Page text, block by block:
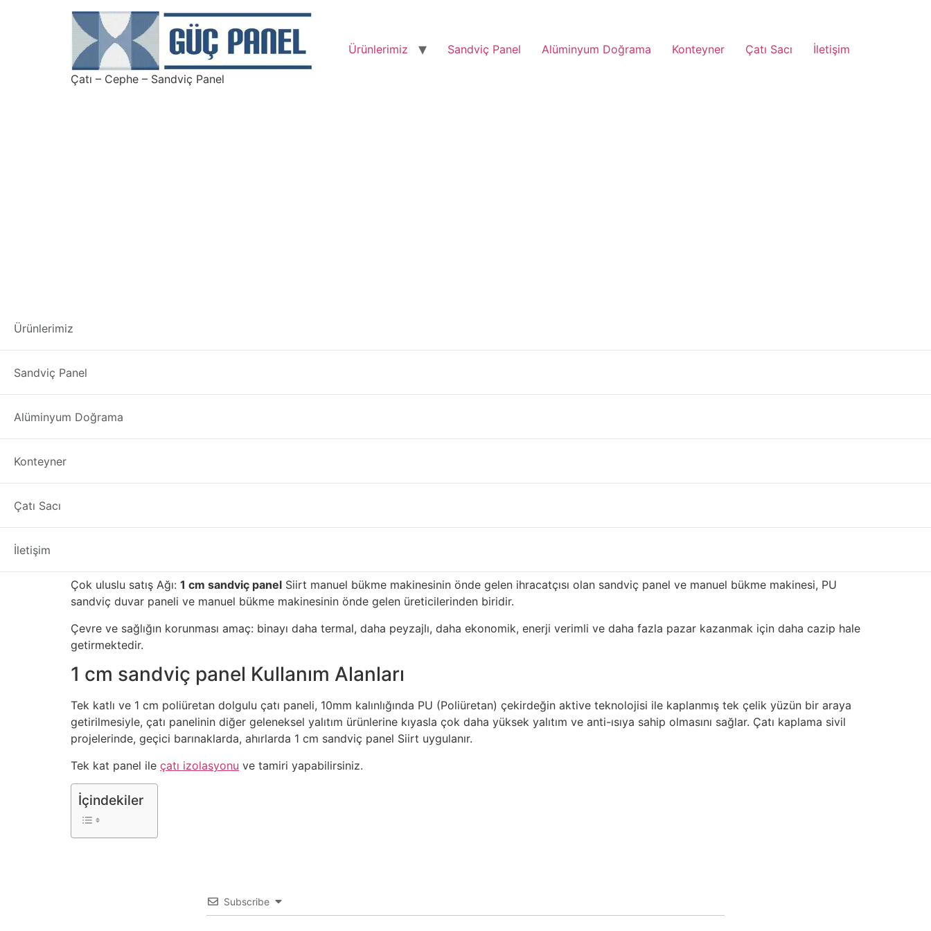
Çatı – Cephe – Sandviç Panel
Ürünlerimiz Sandviç Panel Alüminyum Doğrama Konteyner Çatı Sacı İletişim
Ürünlerimiz
Sandviç Panel
Alüminyum Doğrama
Konteyner
Çatı Sacı
İletişim
1 cm sandviç panel Siirt
1. PU
sandviç panellerSiirtilimizde iyi satış sonrası hizmete sahiptir veSiirtdistribütörlere uzun süredir tedarik edilmektedir.
1 cm sandviç panel Siirt
1 cm sandviç panel seçmenin avantajları
kaliteli gelişmiş tuğla, taş, fayans, mozaik, ahşap desenli sandviç panel ve manuel bükme makinesi ve hafif çelik kirişler 800.000 metrekare üretim
Çok uluslu satış Ağı: 1 cm sandviç panel Siirt manuel bükme makinesinin önde gelen ihracatçısı olan sandviç panel ve manuel bükme makinesi, PU
sandviç duvar paneli ve manuel bükme makinesinin önde gelen üreticilerinden biridir.
Çevre ve sağlığın korunması amaç: binayı daha termal, daha peyzajlı, daha ekonomik, enerji verimli ve daha fazla pazar kazanmak için daha cazip hale
getirmektedir.
1 cm sandviç panel Kullanım Alanları
Tek katlı ve 1 cm poliüretan dolgulu çatı paneli, 10mm kalınlığında PU (Poliüretan) çekirdeğin aktive teknolojisi ile kaplanmış tek çelik yüzün bir araya
getirilmesiyle, çatı panelinin diğer geleneksel yalıtım ürünlerine kıyasla çok daha yüksek yalıtım ve anti-ısıya sahip olmasını sağlar. Çatı kaplama sivil
projelerinde, geçici barınaklarda, ahırlarda 1 cm sandviç panel Siirt uygulanır.
Tek kat panel ile çatı izolasyonu ve tamiri yapabilirsiniz.
İçindekiler
Subscribe